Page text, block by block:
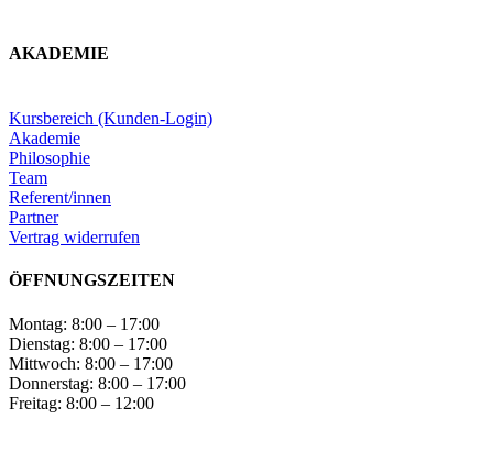
AKADEMIE
Kursbereich (Kunden-Login)
Akademie
Philosophie
Team
Referent/innen
Partner
Vertrag widerrufen
ÖFFNUNGSZEITEN
Montag: 8:00 – 17:00
Dienstag: 8:00 – 17:00
Mittwoch: 8:00 – 17:00
Donnerstag: 8:00 – 17:00
Freitag: 8:00 – 12:00